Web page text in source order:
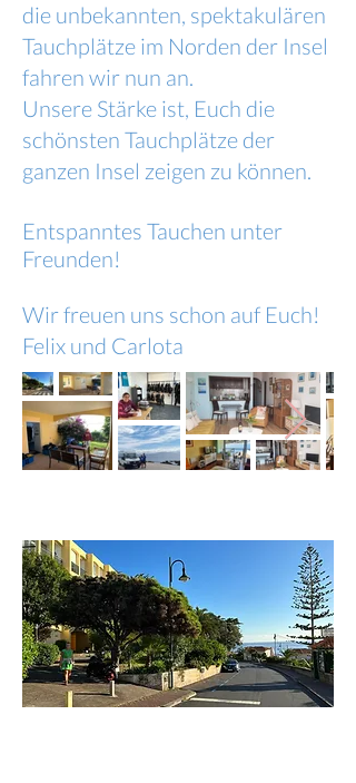
die unbekannten, spektakulären
Tauchplätze im Norden der Insel
fahren wir nun an.
Unsere Stärke ist, Euch die
schönsten Tauchplätze der
ganzen Insel zeigen zu können.
Entspanntes Tauchen unter
Freunden!
Wir freuen uns schon auf Euch!
Felix und Carlota